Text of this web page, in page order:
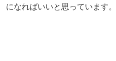
になればいいと思っています。